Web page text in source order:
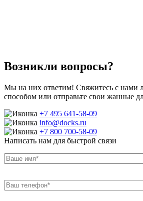
Возникли вопросы?
Мы на них ответим! Свяжитесь с
способом или отправьте свои жанные
+7 495 641-58-09
info@docks.ru
+7 800 700-58-09
Написать нам для быстрой связи